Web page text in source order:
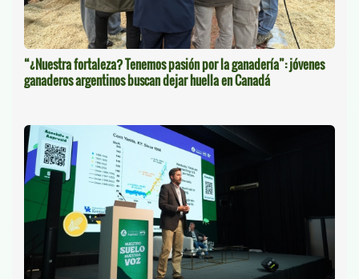
“¿Nuestra fortaleza? Tenemos pasión por la ganadería”: jóvenes
ganaderos argentinos buscan dejar huella en Canadá